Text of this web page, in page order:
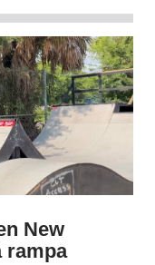
New
rampa